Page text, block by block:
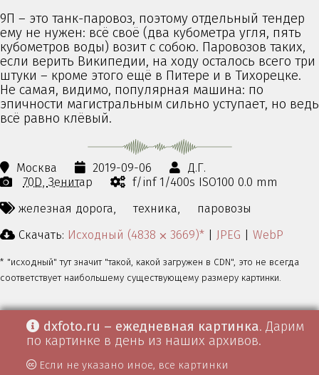
9П – это танк-паровоз, поэтому отдельный тендер
ему не нужен: всё своё (два кубометра угля, пять
кубометров воды) возит с собою. Паровозов таких,
если верить Википедии, на ходу осталось всего три
штуки – кроме этого ещё в Питере и в Тихорецке.
Не самая, видимо, популярная машина: по
эпичности магистральным сильно уступает, но ведь
всё равно клёвый.
Москва 2019-09-06
Д.Г.
70D Зенитар
f/inf 1/400s ISO100 0.0 mm
железная дорога,
техника,
паровозы
Скачать: Исходный (4838 ⨉ 3669)* JPEG WebP
* "исходный" тут значит "такой, какой загружен в CDN", это не всегда
соответствует наибольшему существующему размеру картинки.
dxfoto.ru – ежедневная картинка. Дарим
по картинке в день из наших архивов.
Если не указано иное, все картинки